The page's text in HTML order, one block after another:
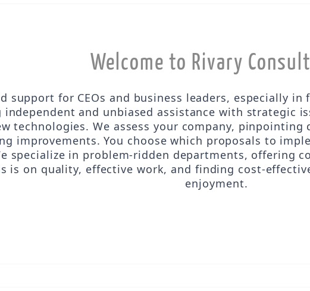
Welcome to Rivary
support for CEOs and business leaders, especially in
independent and unbiased assistance with strategic
technologies. We assess your company,
improvements. You choose which proposals to
specialize in problem-ridden departments, offering
is on quality, effective work, and finding cost-
enjoyment.